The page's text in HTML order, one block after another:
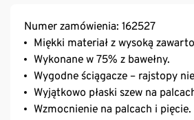
Numer zamówienia: 162527
Miękki materiał z wysoką
Wykonane w 75% z bawełny.
Wygodne ściągacze – rajstopy
Wyjątkowo płaski szew na
Wzmocnienie na palcach i pięcie.